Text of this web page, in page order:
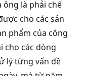
ông là phải chế
cho các sản
phẩm của công
cho các dòng
lý từng vấn đề